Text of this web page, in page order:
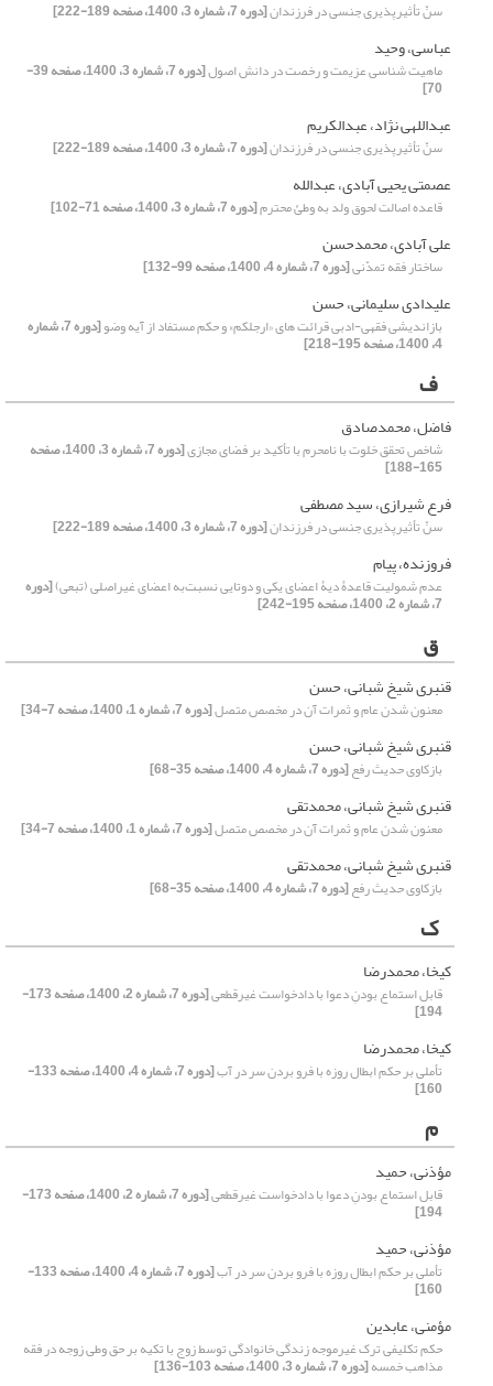
سنّ تأثیرپذیری جنسی در فرزندان[دوره 7، شماره 3، 1400، صفحه 189-222]
عباسی، وحید
ماهیت شناسی عزیمت و رخصت در دانش اصول [دوره 7، شماره 3، 1400، صفحه 39-
70]
عبداللهی نژاد، عبدالکریم
سنّ تأثیرپذیری جنسی در فرزندان[دوره 7، شماره 3، 1400، صفحه 189-222]
عصمتی یحیی آبادی، عبدالله
قاعده اصالت لحوق ولد به وطئ محترم[دوره 7، شماره 3، 1400، صفحه 71-102]
علی آبادی، محمدحسن
ساختار فقه تمدّنی[دوره 7، شماره 4، 1400، صفحه 99-132]
علیدادی سلیمانی، حسن
بازاندیشی فقهی-ادبی قرائت های «ارجلکم» و حکم مستفاد از آیه وضو [دوره 7، شماره
4، 1400، صفحه 195-218]
ف
فاضل، محمدصادق
شاخص تحقق خلوت با نامحرم با تأکید بر فضای مجازی [دوره 7، شماره 3، 1400، صفحه
165-188]
فرع شیرازی، سید مصطفی
سنّ تأثیرپذیری جنسی در فرزندان[دوره 7، شماره 3، 1400، صفحه 189-222]
فروزنده، پیام
عدم شمولیت قاعدۀ دیۀ اعضای یکی و دوتایی نسبت‌به اعضای غیر‌اصلی (تبعی)[دوره
7، شماره 2، 1400، صفحه 195-242]
ق
قنبری شیخ شبانی، حسن
معنون شدن عام و ثمرات آن در مخصص متصل[دوره 7، شماره 1، 1400، صفحه 7-34]
قنبری شیخ شبانی، حسن
بازکاوی حدیث رفع[دوره 7، شماره 4، 1400، صفحه 35-68]
قنبری شیخ شبانی، محمدتقی
معنون شدن عام و ثمرات آن در مخصص متصل[دوره 7، شماره 1، 1400، صفحه 7-34]
قنبری شیخ شبانی، محمدتقی
بازکاوی حدیث رفع[دوره 7، شماره 4، 1400، صفحه 35-68]
ک
کیخا، محمدرضا
قابل استماع بودنِ دعوا با دادخواست غیرقطعی [دوره 7، شماره 2، 1400، صفحه 173-
194]
کیخا، محمدرضا
تأملی بر حکم ابطال روزه با فرو بردن سر در آب [دوره 7، شماره 4، 1400، صفحه 133-
160]
م
مؤذنی، حمید
قابل استماع بودنِ دعوا با دادخواست غیرقطعی [دوره 7، شماره 2، 1400، صفحه 173-
194]
مؤذنی، حمید
تأملی بر حکم ابطال روزه با فرو بردن سر در آب [دوره 7، شماره 4، 1400، صفحه 133-
160]
مؤمنی، عابدین
حکم تکلیفی ترک غیرموجه زندگی خانوادگی توسط زوج با تکیه بر حق وطی زوجه در فقه
مذاهب خمسه[دوره 7، شماره 3، 1400، صفحه 103-136]